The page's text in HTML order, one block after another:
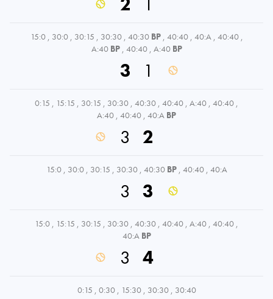
15:0 , 30:0 , 30:15 , 30:30 , 40:30 BP , 40:40 , 40:A , 40:40 ,
A:40 BP , 40:40 , A:40 BP
3 1
0:15 , 15:15 , 30:15 , 30:30 , 40:30 , 40:40 , A:40 , 40:40 ,
A:40 , 40:40 , 40:A BP
3 2
15:0 , 30:0 , 30:15 , 30:30 , 40:30 BP , 40:40 , 40:A
3 3
15:0 , 15:15 , 30:15 , 30:30 , 40:30 , 40:40 , A:40 , 40:40 ,
40:A BP
3 4
0:15 , 0:30 , 15:30 , 30:30 , 30:40